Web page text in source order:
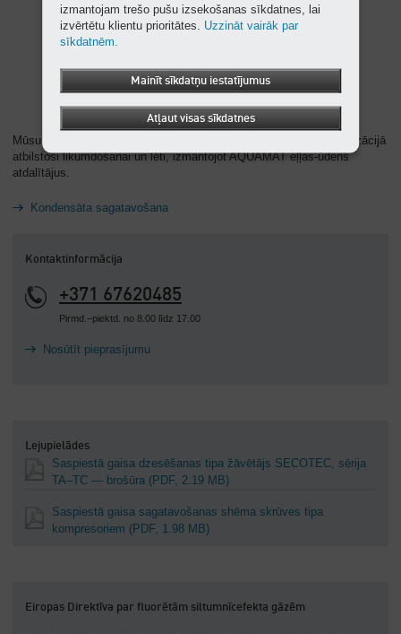
Mūsu padoms: sagatavojiet kondensātu pirms novadīšanas kanalizācijā
atbilstoši likumdošanai un lēti, izmantojot AQUAMAT eļļas-ūdens
atdalītājus.
Kondensāta sagatavošana
Kontaktinformācija
+371 67620485
Pirmd.–piektd. no 8.00 līdz 17.00
Nosūtīt pieprasījumu
Lejupielādes
Saspiestā gaisa dzesēšanas tipa žāvētājs SECOTEC, sērija
TA–TC — brošūra (PDF, 2.19 MB)
Saspiestā gaisa sagatavošanas shēma skrūves tipa
kompresoriem (PDF, 1.98 MB)
Eiropas Direktīva par fluorētām siltumnīcefekta gāzēm
izmantojam trešo pušu izsekošanas sīkdatnes, lai
izvērtētu klientu prioritātes. Uzzināt vairāk par
sīkdatnēm.
Mainīt sīkdatņu iestatījumus
Atļaut visas sīkdatnes